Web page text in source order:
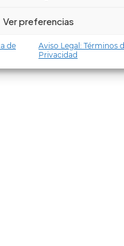
Ver preferencias
de
Aviso Legal: Términos
Privacidad